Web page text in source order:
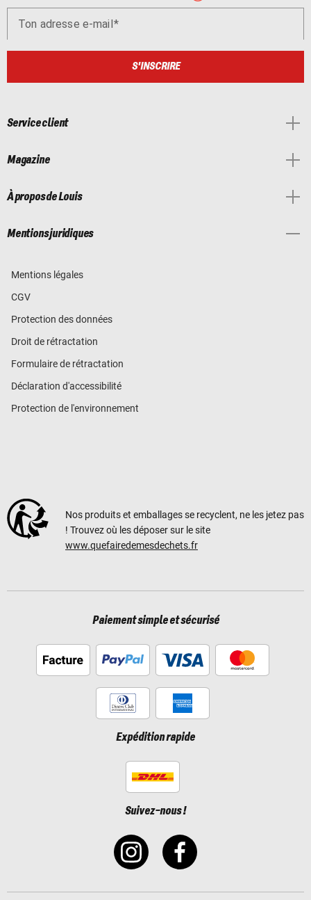
Ton adresse e-mail
S'INSCRIRE
Service client
Magazine
À propos de Louis
Mentions juridiques
Mentions légales
CGV
Protection des données
Droit de rétractation
Formulaire de rétractation
Déclaration d'accessibilité
Protection de l'environnement
Nos produits et emballages se recyclent, ne les jetez pas
! Trouvez où les déposer sur le site
www.quefairedemesdechets.fr
Paiement simple et sécurisé
Expédition rapide
Suivez-nous !